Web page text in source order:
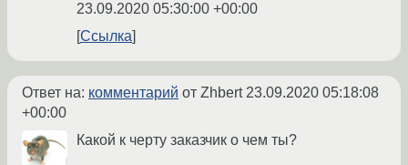
23.09.2020 05:30:00 +00:00
Ссылка
Ответ на: комментарий от Zhbert23.09.2020 05:18:08
+00:00
Какой к черту заказчик о чем ты?